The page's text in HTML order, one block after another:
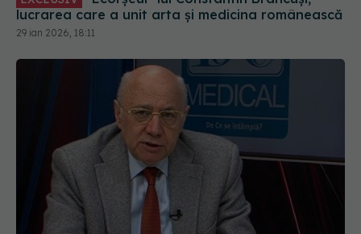
lucrarea care a unit arta și medicina românească
29 ian 2026, 18:11